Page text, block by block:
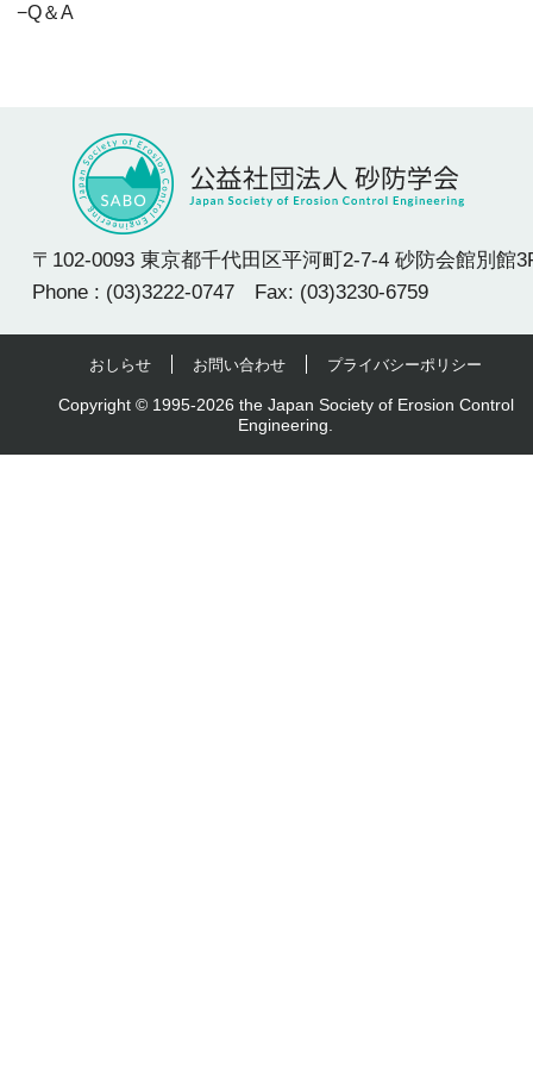
Q＆A
〒102-0093 東京都千代田区平河町2-7-4 砂防会館別館
Phone : (03)3222-0747 Fax: (03)3230-6759
おしらせ お問い合わせ プライバシーポリシー
Copyright © 1995-2026 the Japan Society of Erosion Control
Engineering.